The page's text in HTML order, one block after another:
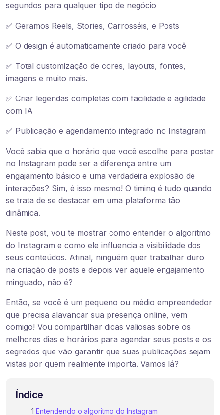
segundos para qualquer tipo de negócio
✅ Geramos Reels, Stories, Carrosséis, e Posts
✅ O design é automaticamente criado para você
✅ Total customização de cores, layouts, fontes,
imagens e muito mais.
✅ Criar legendas completas com facilidade e agilidade
com IA
✅ Publicação e agendamento integrado no Instagram
Você sabia que o horário que você escolhe para postar
no Instagram pode ser a diferença entre um
engajamento básico e uma verdadeira explosão de
interações? Sim, é isso mesmo! O timing é tudo quando
se trata de se destacar em uma plataforma tão
dinâmica.
Neste post, vou te mostrar como entender o algoritmo
do Instagram e como ele influencia a visibilidade dos
seus conteúdos. Afinal, ninguém quer trabalhar duro
na criação de posts e depois ver aquele engajamento
minguado, não é?
Então, se você é um pequeno ou médio empreendedor
que precisa alavancar sua presença online, vem
comigo! Vou compartilhar dicas valiosas sobre os
melhores dias e horários para agendar seus posts e os
segredos que vão garantir que suas publicações sejam
vistas por quem realmente importa. Vamos lá?
Índice
Entendendo o algoritmo do Instagram